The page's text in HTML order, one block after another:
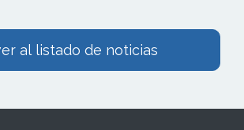
al listado de noticias